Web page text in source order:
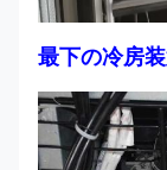
最下の冷房